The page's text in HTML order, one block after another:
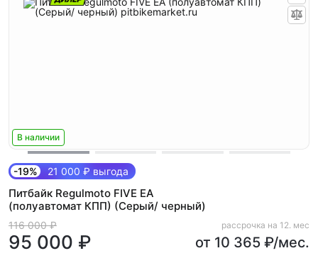
В наличии
-19% 21 000 ₽ выгода
Питбайк Regulmoto FIVE EA
(полуавтомат КПП) (Серый/ черный)
116 000 ₽
95 000 ₽
рассрочка на 12. мес
от 10 365 ₽/мес.